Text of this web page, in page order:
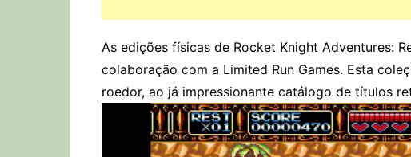
As edições físicas de Rocket Knight Adventures:
colaboração com a Limited Run Games. Esta
roedor, ao já impressionante catálogo de títulos